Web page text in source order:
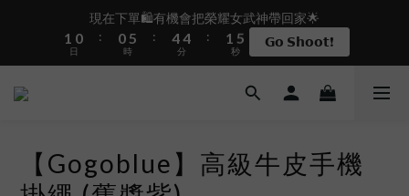
盛夏限定☀️週週抽LINE POINT｜滿1000即享免運
現在下單🛍️有機會把榮耀女武神帶回家🌟
1
0
0
日
:
1
0
6
5
4
時
:
5
4
3
5
4
3
分
:
2
1
0
5
4
3
秒
𝗚𝗼 𝗦𝗵𝗼𝗼𝘁❗
i17正式開賣✨點我加入新會員👆馬上送50元
盛夏限定☀️週週抽LINE POINT｜滿1000即享免運
【Gogoblue】高級牛皮手機